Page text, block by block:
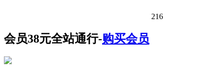
216
会员38元全站通行-购买会员